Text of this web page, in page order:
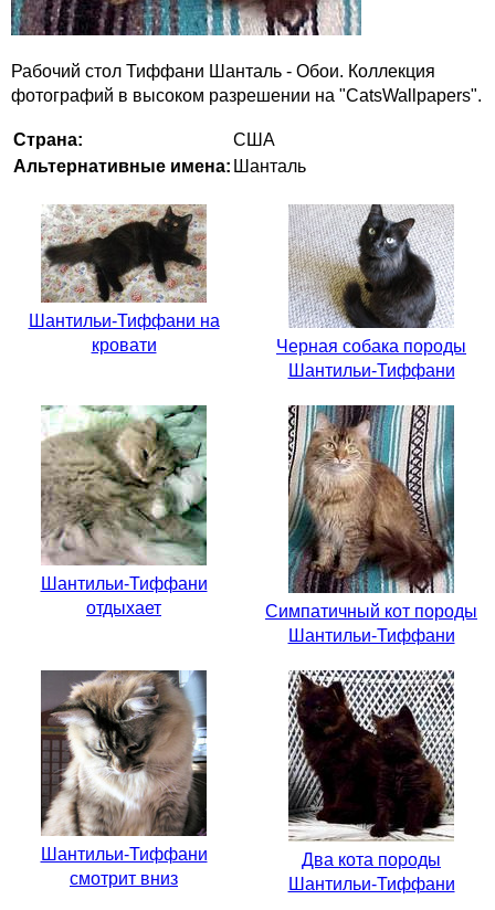
Рабочий стол Тиффани Шанталь - Обои. Коллекция
фотографий в высоком разрешении на "CatsWallpapers".
Страна:
США
Альтернативные имена: Шанталь
Шантильи-Тиффани на
кровати
Черная собака породы
Шантильи-Тиффани
Шантильи-Тиффани
отдыхает
Симпатичный кот породы
Шантильи-Тиффани
Шантильи-Тиффани
смотрит вниз
Два кота породы
Шантильи-Тиффани